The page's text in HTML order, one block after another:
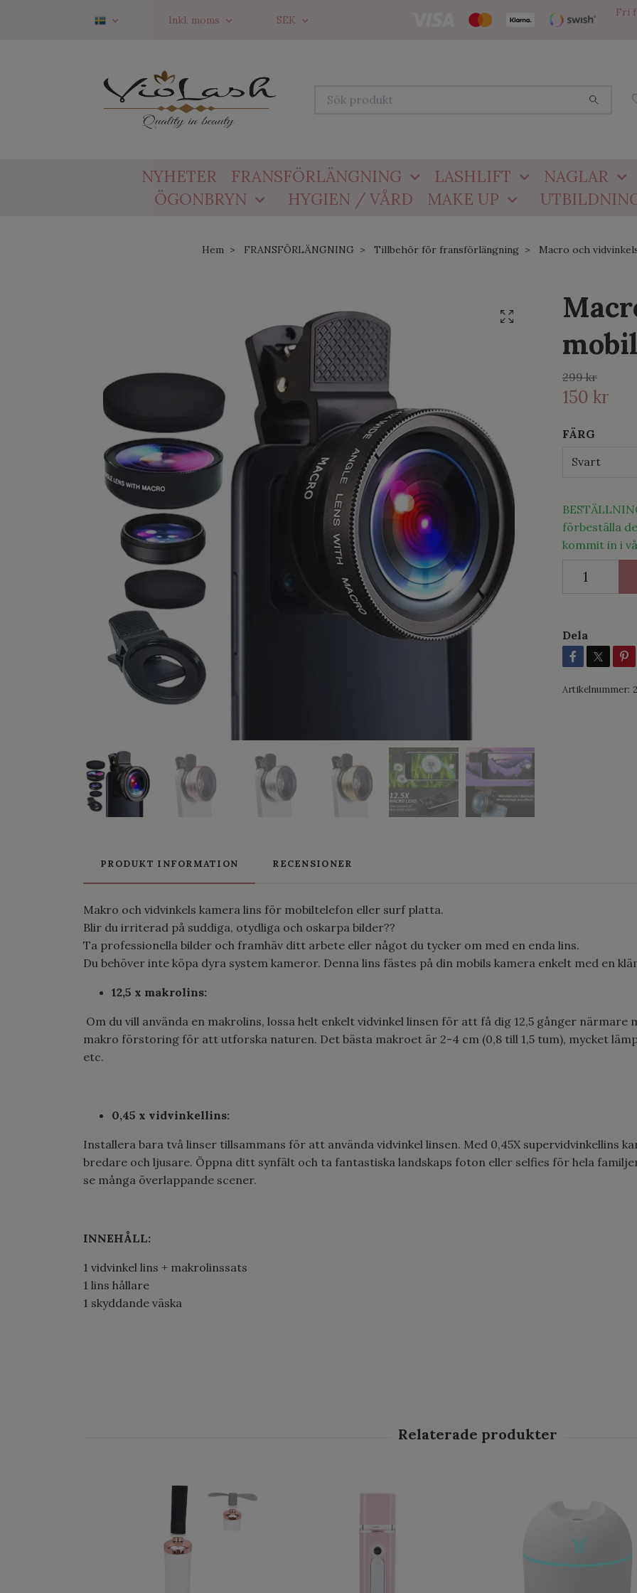
Inkl. moms SEK
Fri
NYHETER FRANSFÖRLÄNGNING LASHLIFT NAGLAR
ÖGONBRYN
HYGIEN / VÅRD MAKE UP
Hem FRANSFÖRLÄNGNING Tillbehör för fransförlängning Macro och
299 kr
150 kr
FÄRG
Svart
förbeställa
kommit in i
Dela
Artikelnummer:
PRODUKT INFORMATION RECENSIONER
Makro och vidvinkels kamera lins för mobiltelefon eller surf platta.
Blir du irriterad på suddiga, otydliga och oskarpa bilder??
Ta professionella bilder och framhäv ditt arbete eller något du tycker om med en enda lins.
Du behöver inte köpa dyra system kameror. Denna lins fästes på din mobils kamera enkelt med en
12,5 x makrolins:
Om du vill använda en makrolins, lossa helt enkelt vidvinkel linsen för att få dig 12,5 gånger
makro förstoring för att utforska naturen. Det bästa makroet är 2-4 cm (0,8 till 1,5 tum), mycket
etc.
0,45 x vidvinkellins:
Installera bara två linser tillsammans för att använda vidvinkel linsen. Med 0,45X supervidvinkellins
bredare och ljusare. Öppna ditt synfält och ta fantastiska landskaps foton eller selfies för hela
se många överlappande scener.
INNEHÅLL:
1 vidvinkel lins + makrolinssats
1 lins hållare
1 skyddande väska